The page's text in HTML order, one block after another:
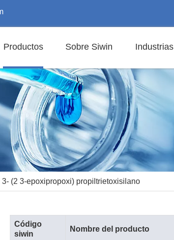
Productos Sobre Siwin Industrias
3- (2 3-epoxipropoxi) propiltrietoxisilano
Código
siwin
Nombre del producto